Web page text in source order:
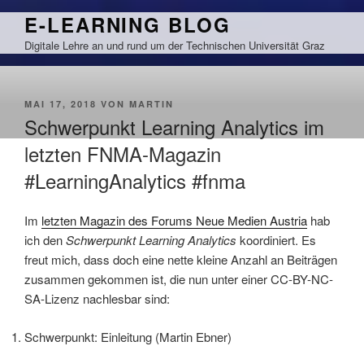
Zum
springen
E-LEARNING BLOG
Digitale Lehre an und rund um der Technischen Universität Graz
VERÖFFENTLICHT
MAI 17, 2018 VON MARTIN
Schwerpunkt Learning Analytics im
letzten FNMA-Magazin
#LearningAnalytics #fnma
Im letzten Magazin des Forums Neue Medien Austria hab
ich denSchwerpunkt Learning Analytics koordiniert. Es
freut mich, dass doch eine nette kleine Anzahl an Beiträgen
zusammen gekommen ist, die nun unter einer CC-BY-NC-
SA-Lizenz nachlesbar sind:
Schwerpunkt: Einleitung (Martin Ebner)